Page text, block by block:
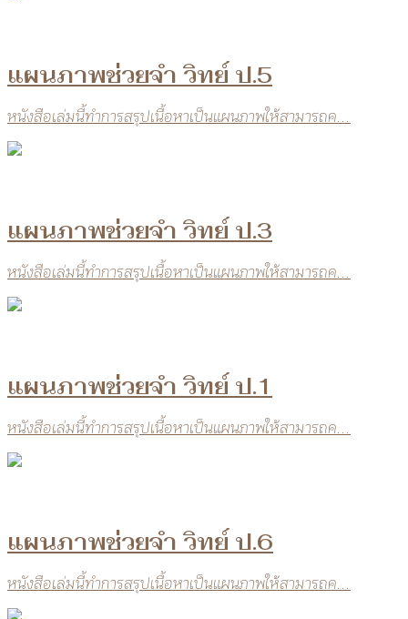
แผนภาพช่วยจำ วิทย์ ป.5
หนังสือเล่มนี้ทำการสรุปเนื้อหาเป็นแผนภาพให้สามารถค...
แผนภาพช่วยจำ วิทย์ ป.3
หนังสือเล่มนี้ทำการสรุปเนื้อหาเป็นแผนภาพให้สามารถค...
แผนภาพช่วยจำ วิทย์ ป.1
หนังสือเล่มนี้ทำการสรุปเนื้อหาเป็นแผนภาพให้สามารถค...
แผนภาพช่วยจำ วิทย์ ป.6
หนังสือเล่มนี้ทำการสรุปเนื้อหาเป็นแผนภาพให้สามารถค...